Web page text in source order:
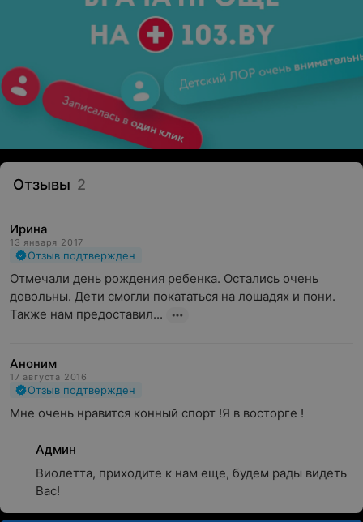
быстрому достижению результатов.
Самойленко Ираида Анатольевна — мастер спорта по
конному спорту РБ, имеет I тренерскую категорию и
опыт работы в данной сфере более 23 лет.
Грабко Денис Геннадиевич — мастер спорта по
конному спорту РБ, тренер высшей категории. Денис
Геннадьевич посвятил обучению, лошадям и спорту
около 15 лет своей жизниотделение троеборья).
категории. Стаж работы — 15 лет.
Наша цель — доставить Вам радость!
Отзывы 2
Ирина
13 января 2017
Отзыв подтвержден
Отмечали день рождения ребенка. Остались очень
довольны. Дети смогли покататься на лошадях и пони.
Также нам предоставил...
Аноним
17 августа 2016
Отзыв подтвержден
Мне очень нравится конный спорт !Я в восторге !
Админ
Виолетта, приходите к нам еще, будем рады видеть
Вас!